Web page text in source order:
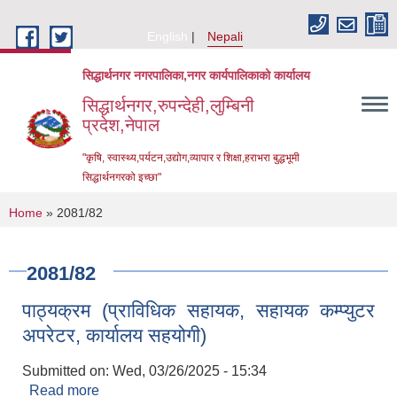
English
Nepali
सिद्धार्थनगर नगरपालिका,नगर कार्यपालिकाको कार्यालय
सिद्धार्थनगर,रुपन्देही,लुम्बिनी
प्रदेश,नेपाल
"कृषि, स्वास्थ्य,पर्यटन,उद्योग,व्यापार र शिक्षा,हराभरा बुद्धभूमी
सिद्धार्थनगरको इच्छा"
You are here
Home » 2081/82
2081/82
पाठ्यक्रम (प्राविधिक सहायक, सहायक कम्प्युटर
अपरेटर, कार्यालय सहयोगी)
Submitted on: Wed, 03/26/2025 - 15:34
Read more